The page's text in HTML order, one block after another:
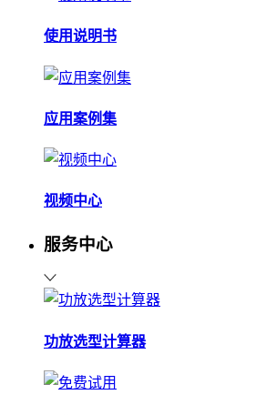
使用说明书
应用案例集
视频中心
服务中心
功放选型计算器